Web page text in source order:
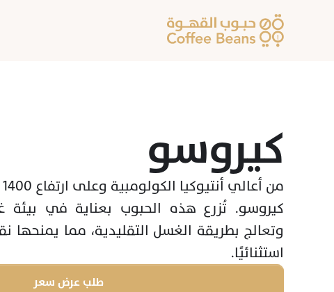
كيروسو
استثنائيًا.
طلب عرض سعر